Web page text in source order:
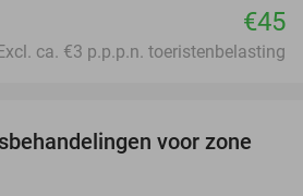
€45
ca. €3 p.p.p.n. toeristenbelasting
81%
voor zone